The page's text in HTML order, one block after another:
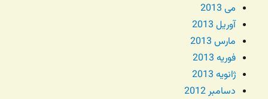
می 2013
آوریل 2013
مارس 2013
فوریه 2013
ژانویه 2013
دسامبر 2012